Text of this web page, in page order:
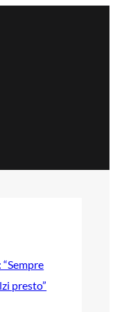
“Sempre
presto”